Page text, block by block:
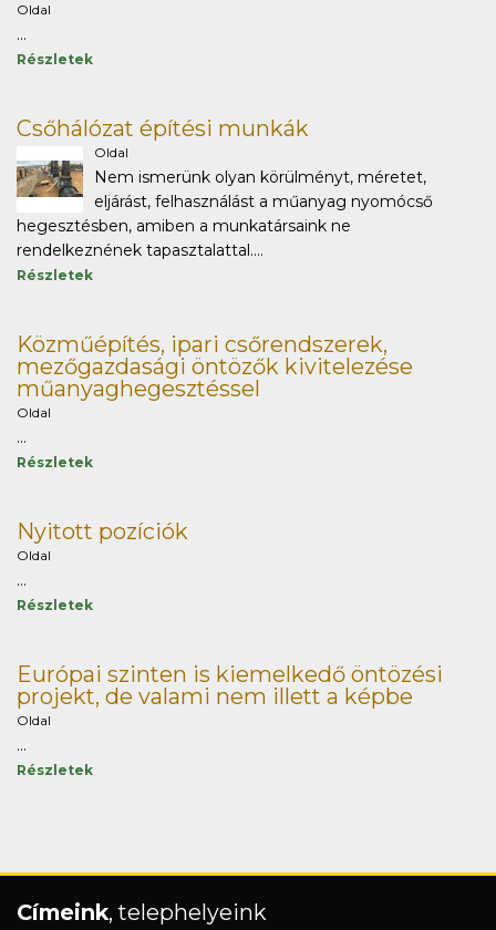
Oldal
...
Részletek
Csőhálózat építési munkák
Oldal
Nem ismerünk olyan körülményt, méretet,
eljárást, felhasználást a műanyag nyomócső
hegesztésben, amiben a munkatársaink ne
rendelkeznének tapasztalattal....
Részletek
Közműépítés, ipari csőrendszerek,
mezőgazdasági öntözők kivitelezése
műanyaghegesztéssel
Oldal
...
Részletek
Nyitott pozíciók
Oldal
...
Részletek
Európai szinten is kiemelkedő öntözési
projekt, de valami nem illett a képbe
Oldal
...
Részletek
Címeink, telephelyeink